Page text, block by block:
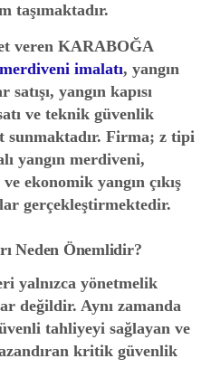
taşımaktadır.
veren KARABOĞA
imalatı, yangın
yangın kapısı
ve teknik güvenlik
sunmaktadır. Firma; z tipi
yangın merdiveni,
ekonomik yangın çıkış
gerçekleştirmektedir.
Neden Önemlidir?
yalnızca yönetmelik
değildir. Aynı zamanda
tahliyeyi sağlayan ve
kritik güvenlik